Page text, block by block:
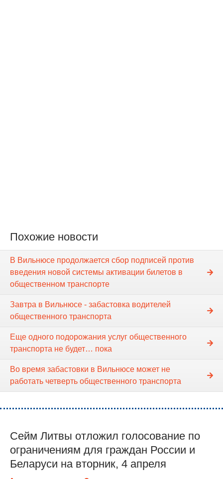
Похожие новости
В Вильнюсе продолжается сбор подписей против
введения новой системы активации билетов в
общественном транспорте
Завтра в Вильнюсе - забастовка водителей
общественного транспорта
Еще одного подорожания услуг общественного
транспорта не будет… пока
Во время забастовки в Вильнюсе может не
работать четверть общественного транспорта
Сейм Литвы отложил голосование по
ограничениям для граждан России и
Беларуси на вторник, 4 апреля